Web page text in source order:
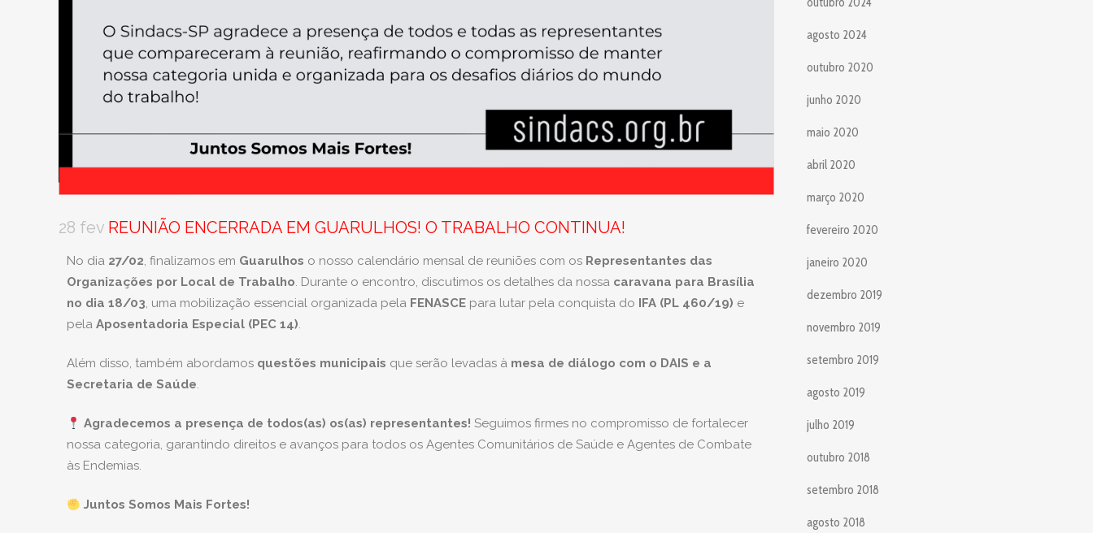
28 fev REUNIÃO ENCERRADA EM GUARULHOS! O TRABALHO CONTINUA!
No dia 27/02, finalizamos em Guarulhos o nosso calendário mensal de reuniões com os Representantes das
Organizações por Local de Trabalho. Durante o encontro, discutimos os detalhes da nossa caravana para Brasília
no dia 18/03, uma mobilização essencial organizada pela FENASCE para lutar pela conquista do IFA (PL 460/19) e
pela Aposentadoria Especial (PEC 14).
Além disso, também abordamos questões municipais que serão levadas à mesa de diálogo com o DAIS e a
Secretaria de Saúde.
Agradecemos a presença de todos(as) os(as) representantes! Seguimos firmes no compromisso de fortalecer
nossa categoria, garantindo direitos e avanços para todos os Agentes Comunitários de Saúde e Agentes de Combate
às Endemias.
Juntos Somos Mais Fortes!
agosto 2024
outubro 2020
junho 2020
maio 2020
abril 2020
março 2020
fevereiro 2020
janeiro 2020
dezembro 2019
novembro 2019
setembro 2019
agosto 2019
julho 2019
outubro 2018
setembro 2018
agosto 2018